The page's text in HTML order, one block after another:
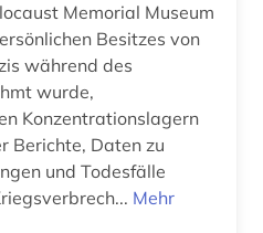
Memorial Museum
Besitzes von
während des
wurde,
Konzentrationslagern
Berichte, Daten zu
und Todesfälle
Mehr